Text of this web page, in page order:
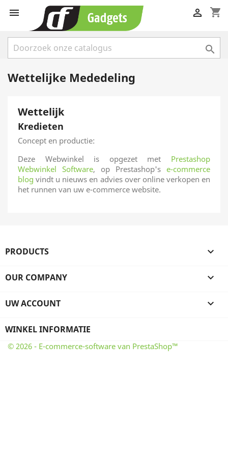
 shopping_cart


Wettelijke Mededeling
Wettelijk
Kredieten
Concept en productie:
Deze Webwinkel is opgezet met Prestashop
Webwinkel Software, op Prestashop's e-commerce
blog vindt u nieuws en advies over online verkopen en
het runnen van uw e-commerce website.
PRODUCTS 
OUR COMPANY 
UW ACCOUNT 
WINKEL INFORMATIE
© 2026 - E-commerce-software van PrestaShop™